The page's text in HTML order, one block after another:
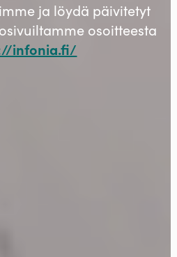
ja löydä päivitetyt
osoitteesta
infonia.fi/